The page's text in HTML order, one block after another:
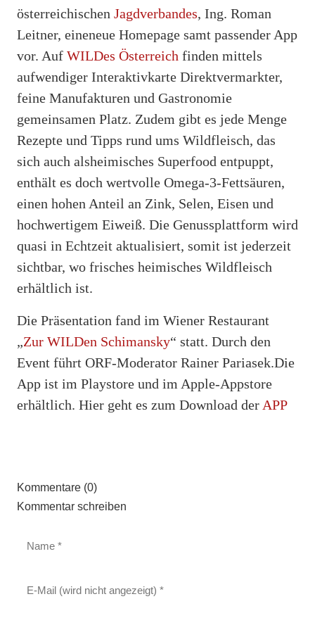
österreichischen Jagdverbandes, Ing. Roman
Leitner, eineneue Homepage samt passender App
vor. Auf WILDes Österreich finden mittels
aufwendiger Interaktivkarte Direktvermarkter,
feine Manufakturen und Gastronomie
gemeinsamen Platz. Zudem gibt es jede Menge
Rezepte und Tipps rund ums Wildfleisch, das
sich auch alsheimisches Superfood entpuppt,
enthält es doch wertvolle Omega-3-Fettsäuren,
einen hohen Anteil an Zink, Selen, Eisen und
hochwertigem Eiweiß. Die Genussplattform wird
quasi in Echtzeit aktualisiert, somit ist jederzeit
sichtbar, wo frisches heimisches Wildfleisch
erhältlich ist.
Die Präsentation fand im Wiener Restaurant
„Zur WILDen Schimansky“ statt. Durch den
Event führt ORF-Moderator Rainer Pariasek.Die
App ist im Playstore und im Apple-Appstore
erhältlich. Hier geht es zum Download der APP
Kommentare (0)
Kommentar schreiben